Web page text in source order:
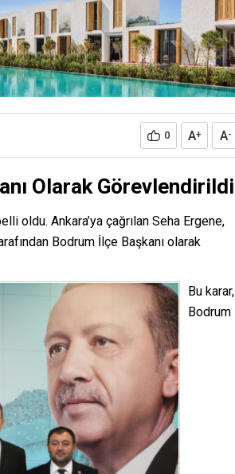
0 A+ A-
Olarak Görevlendirildi
oldu. Ankara’ya çağrılan Seha Ergene,
Bodrum İlçe Başkanı olarak
Bu karar,
Bodrum